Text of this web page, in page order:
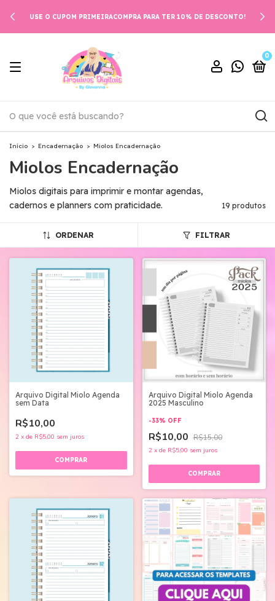
USE O CUPOM PRIMEIRACOMPRA PARA TER 10% DE DESCONTO!
0
Início > Encadernação > Miolos Encadernação
Miolos Encadernação
Miolos digitais para imprimir e montar agendas,
cadernos e planners com praticidade.
19 produtos
ORDENAR FILTRAR
Arquivo Digital Miolo Agenda
sem Data
R$10,00
2 x de R$5,00 sem juros
Arquivo Digital Miolo Agenda
2025 Masculino
-33% OFF
R$10,00 R$15,00
2 x de R$5,00 sem juros